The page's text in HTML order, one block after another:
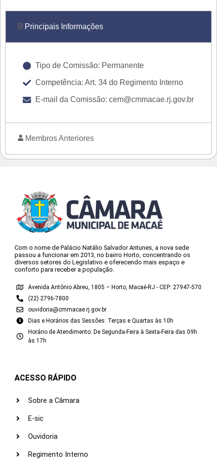
Principais Informações
Tipo de Comissão: Permanente
Competência: Art. 34 do Regimento Interno
E-mail da Comissão: cem@cmmacae.rj.gov.br
Membros Anteriores
Com o nome de Palácio Natálio Salvador Antunes, a nova sede
passou a funcionar em 2013, no bairro Horto, concentrando os
diversos setores do Legislativo e oferecendo mais espaço e
conforto para receber a população.
Avenida Antônio Abreu, 1805 – Horto, Macaé-RJ - CEP: 27947-570
(22) 2796-7800
ouvidoria@cmmacae.rj.gov.br
Dias e Horários das Sessões: Terças e Quartas às 10h
Horário de Atendimento: De Segunda-Feira à Sexta-Feira das 09h
às 17h
ACESSO RÁPIDO
Sobre a Câmara
E-sic
Ouvidoria
Regimento Interno